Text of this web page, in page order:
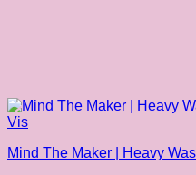
Vis
Mind The Maker | Heavy